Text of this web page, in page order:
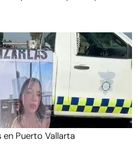
Puerto Vallarta